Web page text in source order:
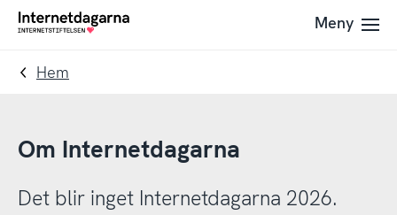
Till
navigation
Till
innehåll
Till
Meny
Hem
Om Internetdagarna
Det blir inget Internetdagarna 2026.